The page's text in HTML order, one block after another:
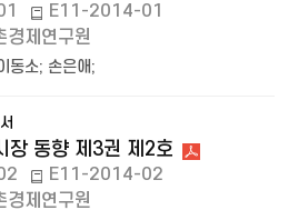
E11-2014-01
경제연구원
동소; 손은애;
장 동향 제3권 제2호
E11-2014-02
경제연구원